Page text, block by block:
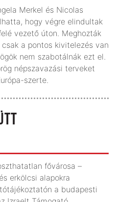
Merkel és Nicolas
hogy végre elindultak
vezető úton. Meghozták
a pontos kivitelezés van
nem szabotálnák ezt el.
népszavazási terveket
szerte.
fővárosa –
erkölcsi alapokra
a budapesti